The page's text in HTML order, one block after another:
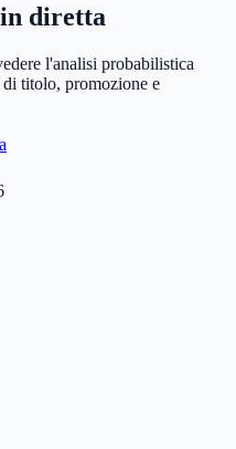
diretta
l'analisi probabilistica
titolo, promozione e